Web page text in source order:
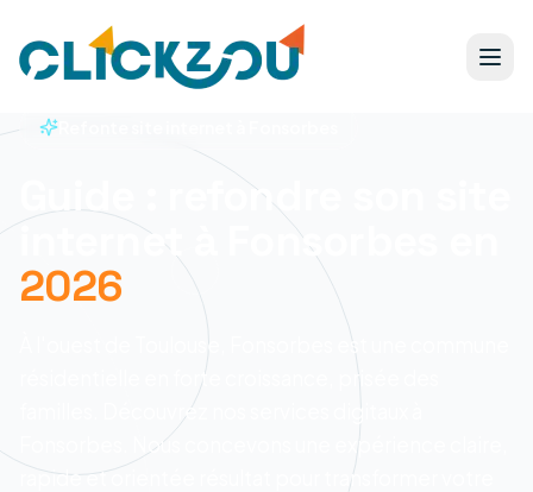
Guide : refondre son site
internet à Fonsorbes en
2026
À l'ouest de Toulouse, Fonsorbes est une commune
résidentielle en forte croissance, prisée des
familles. Découvrez nos services digitaux à
Nous concevons une expérience claire,
rapide et orientée résultat pour transformer votre